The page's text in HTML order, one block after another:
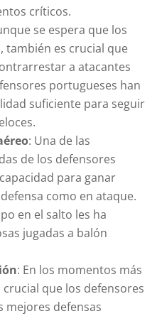
críticos.
se espera que los
también es crucial que
a atacantes
portugueses han
suficiente para seguir
: Una de las
de los defensores
para ganar
como en ataque.
en el salto les ha
jugadas a balón
: En los momentos más
que los defensores
mejores defensas